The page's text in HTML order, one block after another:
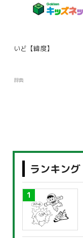
いど【緯度】
辞典
ランキング